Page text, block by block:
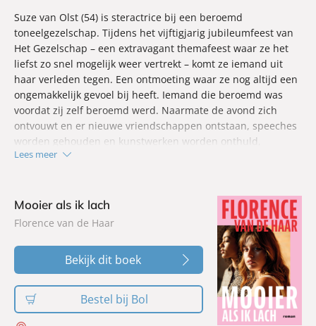
Suze van Olst (54) is steractrice bij een beroemd
toneelgezelschap. Tijdens het vijftigjarig jubileumfeest van
Het Gezelschap – een extravagant themafeest waar ze het
liefst zo snel mogelijk weer vertrekt – komt ze iemand uit
haar verleden tegen. Een ontmoeting waar ze nog altijd een
ongemakkelijk gevoel bij heeft. Iemand die beroemd was
voordat zij zelf beroemd werd. Naarmate de avond zich
ontvouwt en er nieuwe vriendschappen ontstaan, speeches
worden gehouden en kunstwerken worden onthuld,
verschijnt stukje bij beetje de wereld achter het grootse
Lees meer
Mooier als ik lach
Florence van de Haar
Bekijk dit boek
Bestel bij Bol